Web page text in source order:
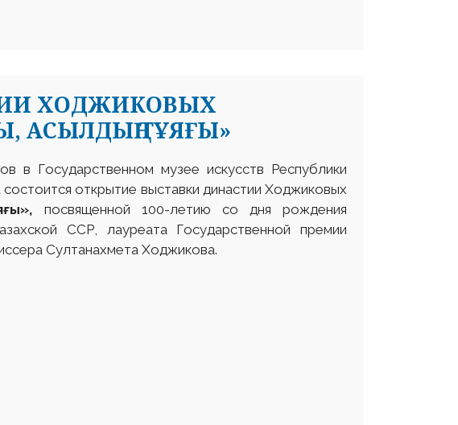
ХОДЖИКОВЫХ
АСЫЛДЫҢ ТҰЯҒЫ»
в Государственном музее искусств Республики
открытие выставки династии Ходжиковых
посвященной 100-летию со дня рождения
ССР, лауреата Государственной премии
Султанахмета Ходжикова.